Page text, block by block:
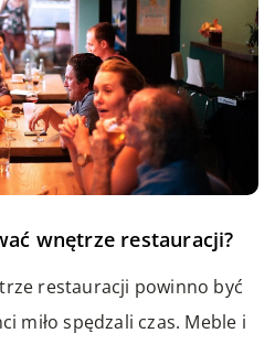
wnętrze restauracji?
restauracji powinno być
miło spędzali czas. Meble i